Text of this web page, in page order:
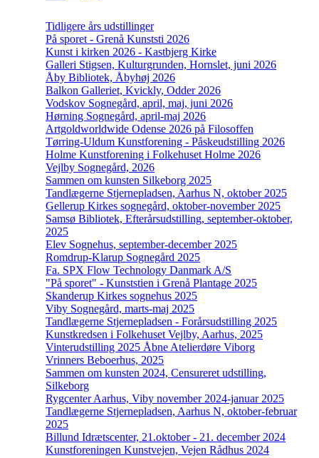
Tidligere års udstillinger
På sporet - Grenå Kunststi 2026
Kunst i kirken 2026 - Kastbjerg Kirke
Galleri Stigsen, Kulturgrunden, Hornslet, juni 2026
Åby Bibliotek, Åbyhøj 2026
Balkon Galleriet, Kvickly, Odder 2026
Vodskov Sognegård, april, maj, juni 2026
Hørning Sognegård, april-maj 2026
Artgoldworldwide Odense 2026 på Filosoffen
Tørring-Uldum Kunstforening - Påskeudstilling 2026
Holme Kunstforening i Folkehuset Holme 2026
Vejlby Sognegård, 2026
Sammen om kunsten Silkeborg 2025
Tandlægerne Stjernepladsen, Aarhus N, oktober 2025
Gellerup Kirkes sognegård, oktober-november 2025
Samsø Bibliotek, Efterårsudstilling, september-oktober,
2025
Elev Sognehus, september-december 2025
Romdrup-Klarup Sognegård 2025
Fa. SPX Flow Technology Danmark A/S
"På sporet" - Kunststien i Grenå Plantage 2025
Skanderup Kirkes sognehus 2025
Viby Sognegård, marts-maj 2025
Tandlægerne Stjernepladsen - Forårsudstilling 2025
Kunstkredsen i Folkehuset Vejlby, Aarhus, 2025
Vinterudstilling 2025 Åbne Atelierdøre Viborg
Vrinners Beboerhus, 2025
Sammen om kunsten 2024, Censureret udstilling,
Silkeborg
Rygcenter Aarhus, Viby november 2024-januar 2025
Tandlægerne Stjernepladsen, Aarhus N, oktober-februar
2025
Billund Idrætscenter, 21.oktober - 21. december 2024
Kunstforeningen Kunstvejen, Vejen Rådhus 2024